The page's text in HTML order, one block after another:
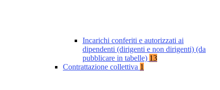
Incarichi conferiti e autorizzati ai
dipendenti (dirigenti e non dirigenti) (da
pubblicare in tabelle) 13
Contrattazione collettiva 1